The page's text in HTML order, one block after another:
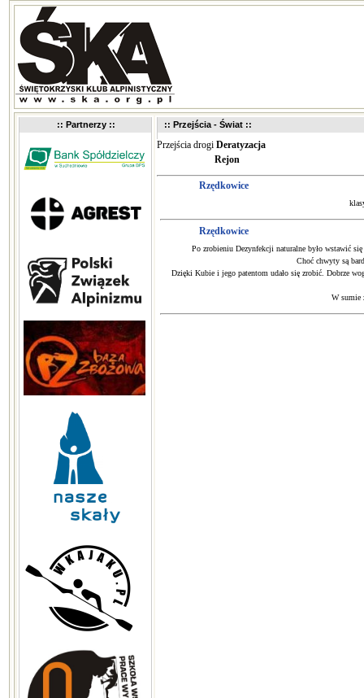
:: Partnerzy :: :: Przejścia - Świat ::
Przejścia drogi Deratyzacja
Rejon
Rzędkowice
Rzędkowice
Po zrobieniu Dezynfekcji naturalne było wstawić
Choć chwyty są
Dzięki Kubie i jego patentom udało się zrobić. Dobrze
W sumie